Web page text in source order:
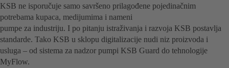
KSB ne isporučuje samo savršeno prilagođene pojedinačnim
potrebama kupaca, medijumima i nameni
pumpe za industriju. I po pitanju istraživanja i razvoja KSB postavlja
standarde. Tako KSB u sklopu digitalizacije nudi niz proizvoda i
usluga – od sistema za nadzor pumpi KSB Guard do tehnologije
MyFlow.